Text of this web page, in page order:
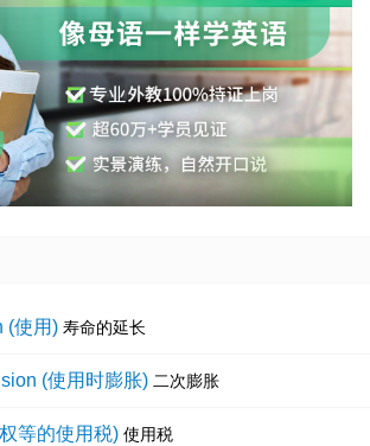
(使用) 寿命的延长
(使用时膨胀) 二次膨胀
等的使用税) 使用税